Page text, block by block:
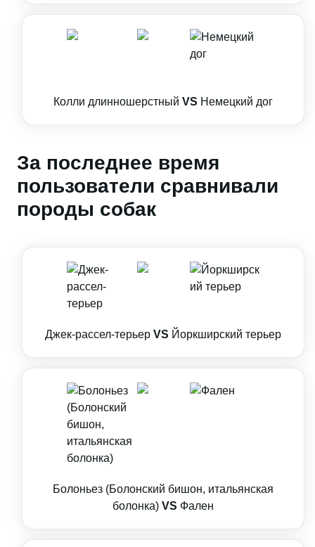
Колли длинношерстный VS Немецкий дог
За последнее время
пользователи сравнивали
породы собак
Джек-рассел-терьер VS Йоркширский терьер
Болоньез (Болонский бишон, итальянская
болонка) VS Фален